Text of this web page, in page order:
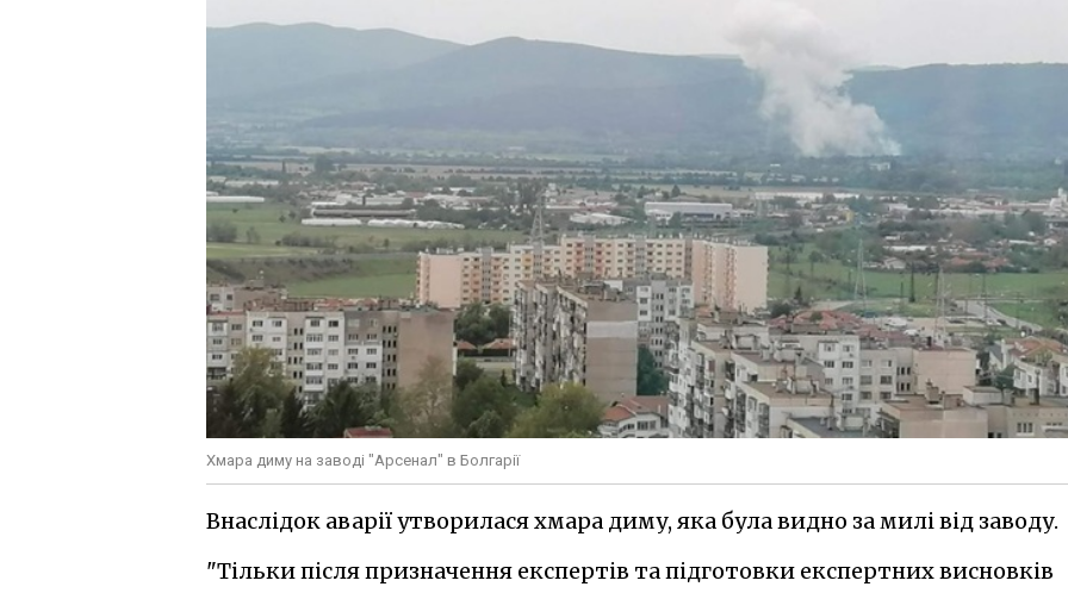
Хмара диму на заводі "Арсенал" в Болгарії
Внаслідок аварії утворилася хмара диму, яка була видно за милі від заводу.
"Тільки після призначення експертів та підготовки експертних висновків